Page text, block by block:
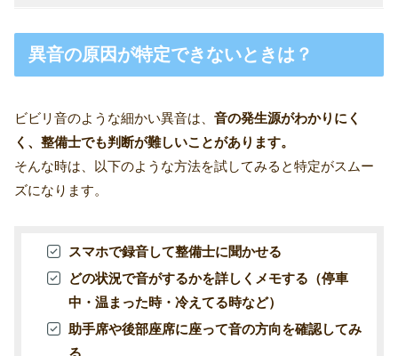
異音の原因が特定できないときは？
ビビリ音のような細かい異音は、 音の発生源がわかりにく
く、整備士でも判断が難しいことがあります。
そんな時は、以下のような方法を試してみると特定がスムー
ズになります。
スマホで録音して整備士に聞かせる
どの状況で音がするかを詳しくメモする（停車
中・温まった時・冷えてる時など）
助手席や後部座席に座って音の方向を確認してみ
る